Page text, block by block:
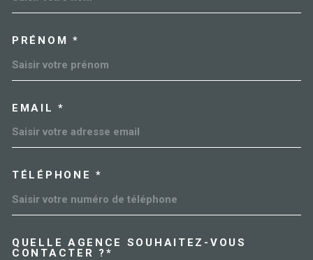
PRÉNOM *
EMAIL *
TÉLÉPHONE *
QUELLE AGENCE SOUHAITEZ-VOUS
CONTACTER ?*